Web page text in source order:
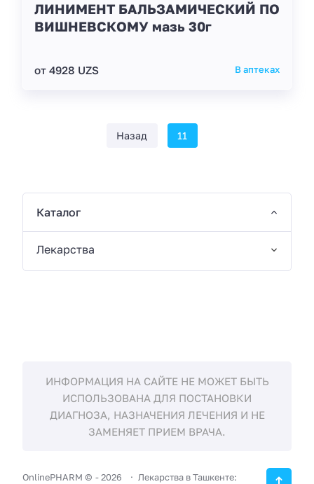
ЛИНИМЕНТ БАЛЬЗАМИЧЕСКИЙ ПО
ВИШНЕВСКОМУ мазь 30г
от 4928 UZS В аптеках
Назад 11
Каталог
Лекарства
ИНФОРМАЦИЯ НА САЙТЕ НЕ МОЖЕТ БЫТЬ
ИСПОЛЬЗОВАНА ДЛЯ ПОСТАНОВКИ
ДИАГНОЗА, НАЗНАЧЕНИЯ ЛЕЧЕНИЯ И НЕ
ЗАМЕНЯЕТ ПРИЕМ ВРАЧА.
OnlinePHARM © -2026 Лекарства в Ташкенте: